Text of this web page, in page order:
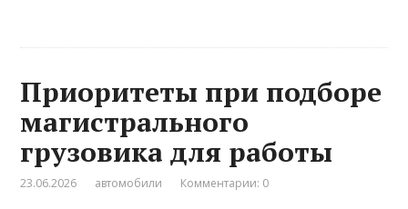
Приоритеты при подборе
магистрального
грузовика для работы
23.06.2026 автомобили Комментарии: 0